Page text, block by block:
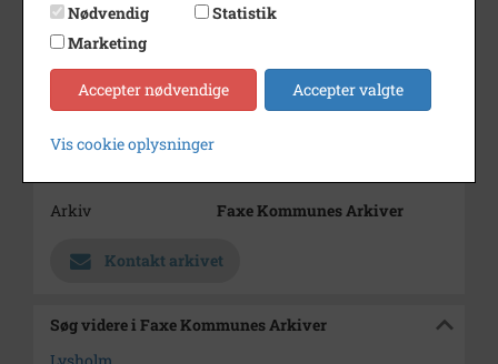
Størrelse
9x13
Materiale
Se på kort
Type
Arkiv
Faxe Kommunes Arkiver
Kontakt arkivet
Søg videre i Faxe Kommunes Arkiver
Nødvendig
Statistik
Marketing
Accepter nødvendige Accepter valgte
Vis cookie oplysninger